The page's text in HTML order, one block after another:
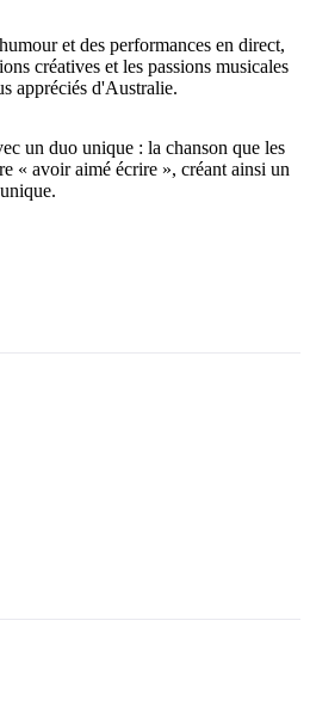
et des performances en direct,
créatives et les passions musicales
appréciés d'Australie.
un duo unique : la chanson que les
« avoir aimé écrire », créant ainsi un